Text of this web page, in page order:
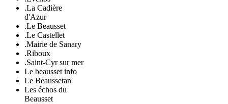
.La Cadière
d'Azur
.Le Beausset
.Le Castellet
.Mairie de Sanary
.Riboux
.Saint-Cyr sur mer
Le beausset info
Le Beaussetan
Les échos du
Beausset